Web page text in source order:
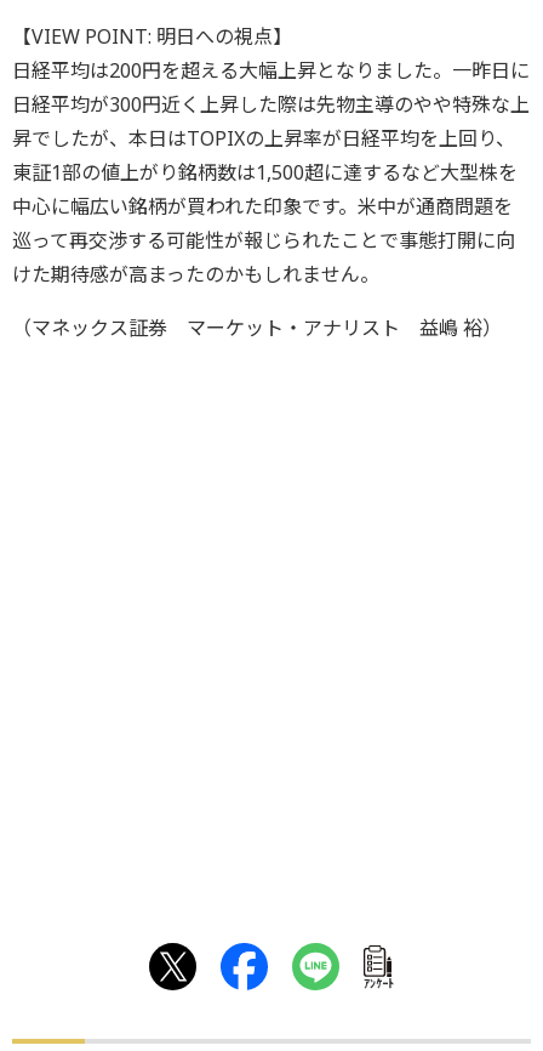
【VIEW POINT: 明日への視点】
日経平均は200円を超える大幅上昇となりました。一昨日に
日経平均が300円近く上昇した際は先物主導のやや特殊な上
昇でしたが、本日はTOPIXの上昇率が日経平均を上回り、
東証1部の値上がり銘柄数は1,500超に達するなど大型株を
中心に幅広い銘柄が買われた印象です。米中が通商問題を
巡って再交渉する可能性が報じられたことで事態打開に向
けた期待感が高まったのかもしれません。
（マネックス証券 マーケット・アナリスト 益嶋 裕）
ｱﾝｹｰﾄ